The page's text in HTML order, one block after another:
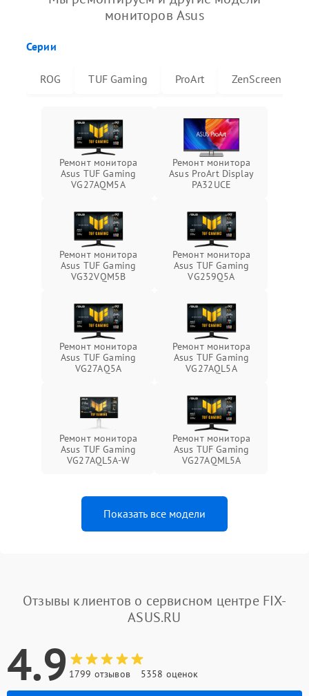
мониторов Asus
Серии
ROG TUF Gaming ProArt ZenScreen
Ремонт монитора
Asus TUF Gaming
VG27AQM5A
Ремонт монитора
Asus ProArt Display
PA32UCE
Ремонт монитора
Asus TUF Gaming
VG32VQM5B
Ремонт монитора
Asus TUF Gaming
VG259Q5A
Ремонт монитора
Asus TUF Gaming
VG27AQ5A
Ремонт монитора
Asus TUF Gaming
VG27AQL5A
Ремонт монитора
Asus TUF Gaming
VG27AQL5A-W
Ремонт монитора
Asus TUF Gaming
VG27AQML5A
Показать все модели
Отзывы клиентов о сервисном центре FIX-
ASUS.RU
4.9 1799 отзывов 5358 оценок